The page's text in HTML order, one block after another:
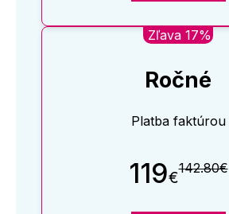
Zľava 17%
Ročné
Platba faktúrou
119€142.80€